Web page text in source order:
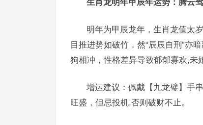
生肖龙明年甲辰年运势：腾云
明年为甲辰龙年，生肖龙值太
目推进势如破竹，然“辰辰自刑”亦
狗相冲，性格差异导致郁郁寡欢,未
增运建议：佩戴【九龙璧】手
旺盛，但忌投机,否则破财不止。